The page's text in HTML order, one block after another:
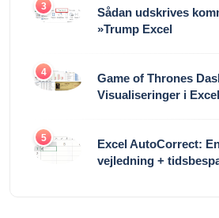
3
Sådan udskrives
»Trump Excel
4
Game of Thrones
Visualiseringer i Excel
5
Excel AutoCorrect:
vejledning +